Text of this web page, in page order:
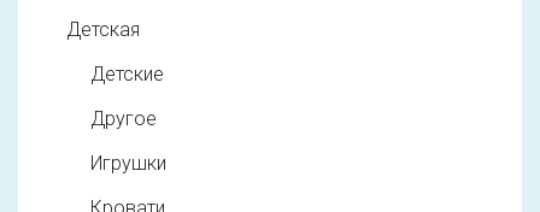
Детская
Детские
Другое
Игрушки
Кровати